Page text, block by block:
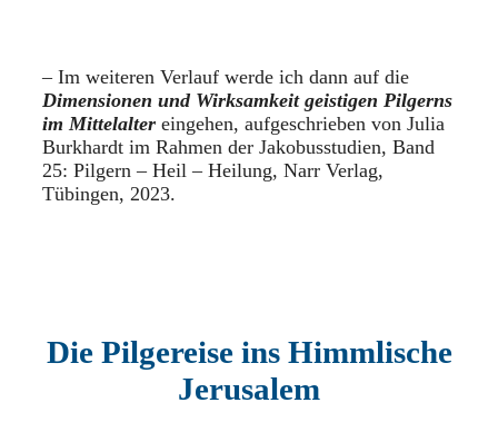
– Im weiteren Verlauf werde ich dann auf die
Dimensionen und Wirksamkeit geistigen Pilgerns
im Mittelalter eingehen, aufgeschrieben von Julia
Burkhardt im Rahmen der Jakobusstudien, Band
25: Pilgern – Heil – Heilung, Narr Verlag,
Tübingen, 2023.
Die Pilgereise ins Himmlische
Jerusalem